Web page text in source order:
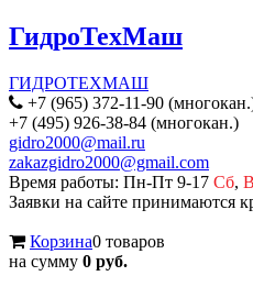
ГидроТехМаш
ГИДРОТЕХМАШ
+7 (965) 372-11-90
+7 (495) 926-38-84 (многокан.)
gidro2000@mail.ru
zakazgidro2000@gmail.com
Время работы: Пн-Пт 9-17 Сб,
Заявки на сайте принимаются
Корзина0 товаров
на сумму 0 руб.